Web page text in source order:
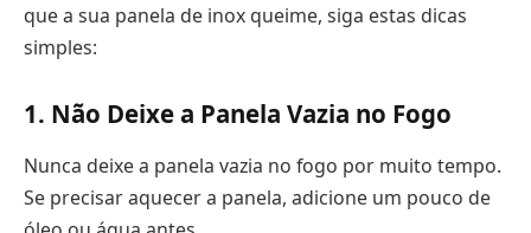
que a sua panela de inox queime, siga estas dicas
simples:
1. Não Deixe a Panela Vazia no Fogo
Nunca deixe a panela vazia no fogo por muito tempo.
Se precisar aquecer a panela, adicione um pouco de